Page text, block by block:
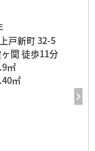
戸新町 32-5
関 徒歩11分
㎡
㎡